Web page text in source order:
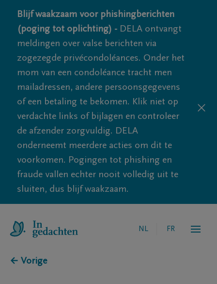
Blijf waakzaam voor phishingberichten
(poging tot oplichting) - DELA ontvangt
meldingen over valse berichten via
zogezegde privécondoléances. Onder het
mom van een condoléance tracht men
mailadressen, andere persoonsgegevens
of een betaling te bekomen. Klik niet op
verdachte links of bijlagen en controleer
de afzender zorgvuldig. DELA
onderneemt meerdere acties om dit te
voorkomen. Pogingen tot phishing en
fraude vallen echter nooit volledig uit te
sluiten, dus blijf waakzaam.
NL FR
← Vorige